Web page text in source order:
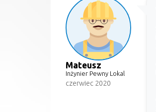
Mateusz
Inżynier Pewny Lokal
czerwiec 2020